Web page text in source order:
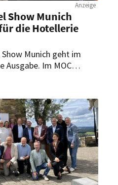
Anzeige
Show Munich
die Hotellerie
Munich geht im
Ausgabe. Im MOC
bis hin zu